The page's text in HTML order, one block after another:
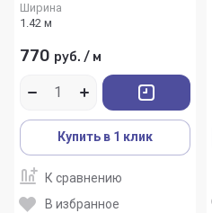
Ширина
1.42 м
770 руб. / м
Купить в 1 клик
К сравнению
В избранное